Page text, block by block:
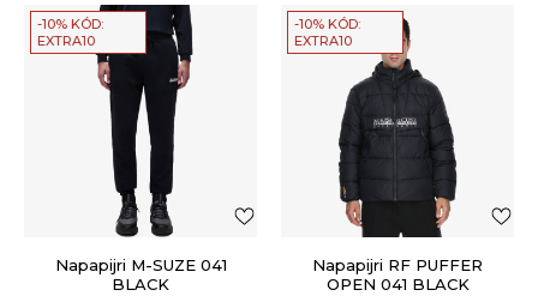
-10% KÓD:
EXTRA10
Napapijri M-SUZE 041
BLACK
-10% KÓD:
EXTRA10
Napapijri RF PUFFER
OPEN 041 BLACK